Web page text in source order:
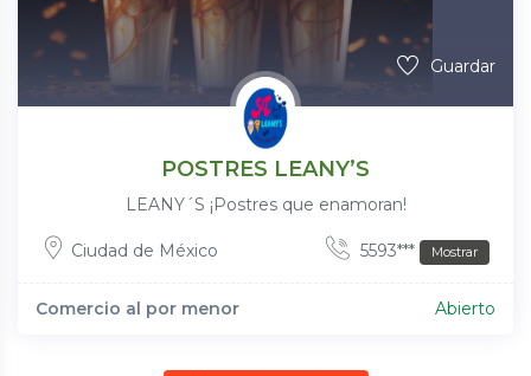
Guardar
POSTRES LEANY’S
LEANY´S ¡Postres que enamoran!
Ciudad de México 5593*** Mostrar
Comercio al por menor Abierto